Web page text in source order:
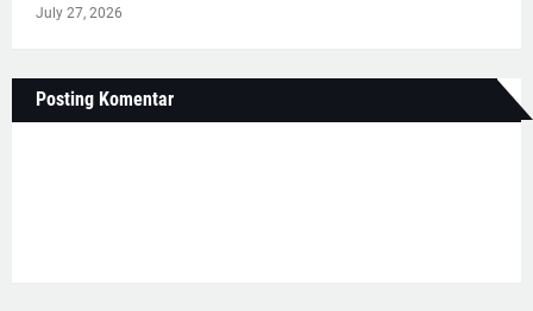
July 27, 2026
Posting Komentar